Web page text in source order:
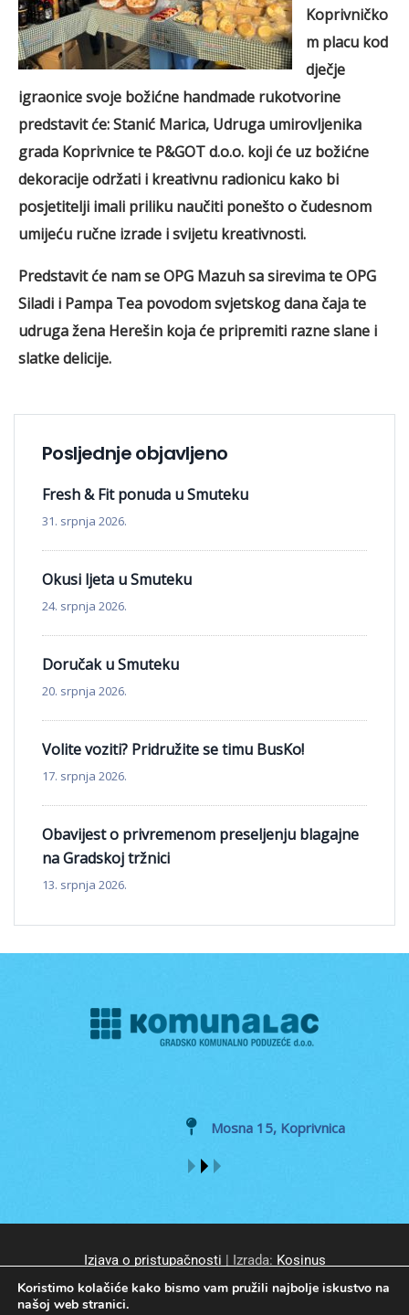
Koprivničko
m placu kod
dječje
igraonice svoje božićne handmade rukotvorine
predstavit će: Stanić Marica, Udruga umirovljenika
grada Koprivnice te P&GOT d.o.o. koji će uz božićne
dekoracije održati i kreativnu radionicu kako bi
posjetitelji imali priliku naučiti ponešto o čudesnom
umijeću ručne izrade i svijetu kreativnosti.
Predstavit će nam se OPG Mazuh sa sirevima te OPG
Siladi i Pampa Tea povodom svjetskog dana čaja te
udruga žena Herešin koja će pripremiti razne slane i
slatke delicije.
Posljednje objavljeno
Fresh & Fit ponuda u Smuteku
31. srpnja 2026.
Okusi ljeta u Smuteku
24. srpnja 2026.
Doručak u Smuteku
20. srpnja 2026.
Volite voziti? Pridružite se timu BusKo!
17. srpnja 2026.
Obavijest o privremenom preseljenju blagajne
na Gradskoj tržnici
13. srpnja 2026.
Mosna 15, Koprivnica
Izjava o pristupačnosti | Izrada: Kosinus
Koristimo kolačiće kako bismo vam pružili najbolje iskustvo na
našoj web stranici.